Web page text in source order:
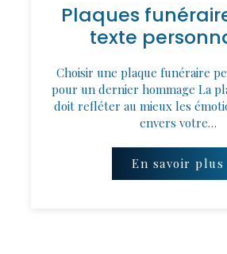
Plaques
texte
Choisir une plaque funéraire
pour un dernier hommage La
doit refléter au mieux les
envers votre…
En savoir plus